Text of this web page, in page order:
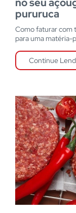
pururuca
Como faturar com
para uma matéria-
Continue